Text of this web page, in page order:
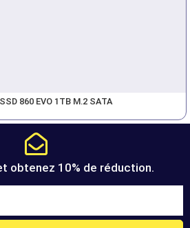
860 EVO 1TB M.2 SATA
obtenez 10% de réduction.